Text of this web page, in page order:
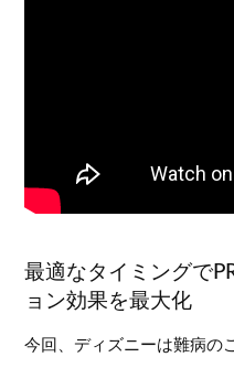
最適なタイミングで
ョン効果を最大化
今回、ディズニーは難病の